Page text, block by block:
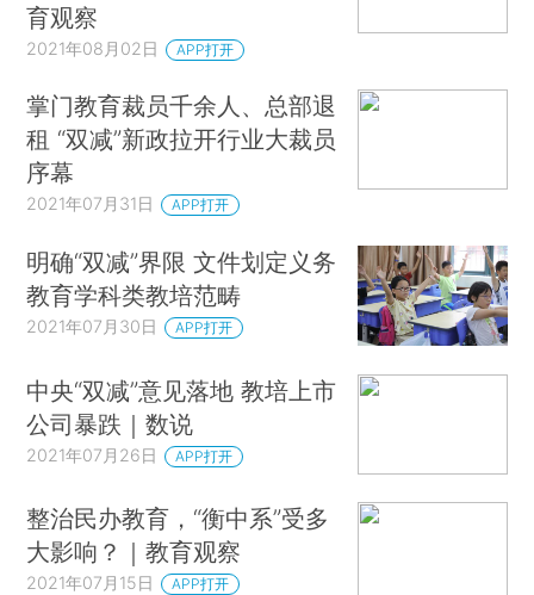
育观察
2021年08月02日 APP打开
掌门教育裁员千余人、总部退
租 “双减”新政拉开行业大裁员
序幕
2021年07月31日 APP打开
明确“双减”界限 文件划定义务
教育学科类教培范畴
2021年07月30日 APP打开
中央“双减”意见落地 教培上市
公司暴跌｜数说
2021年07月26日 APP打开
整治民办教育，“衡中系”受多
大影响？｜教育观察
2021年07月15日 APP打开